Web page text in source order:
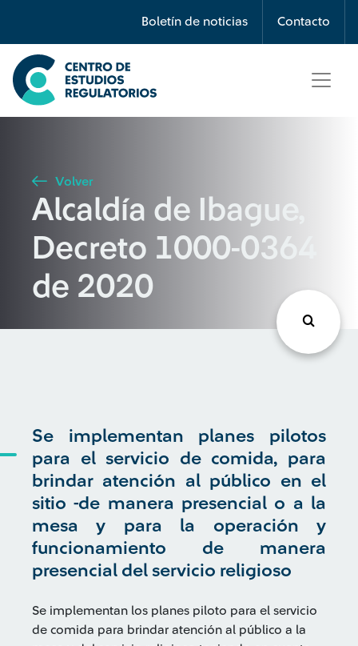
Boletín de noticias Contacto
Búsqueda
Seleccione país
Buscar
Volver
Alcaldía de Ibague,
Decreto 1000-0364
de 2020
Se implementan planes pilotos
para el servicio de comida, para
brindar atención al público en el
sitio -de manera presencial o a la
mesa y para la operación y
funcionamiento de manera
presencial del servicio religioso
Se implementan los planes piloto para el servicio
de comida para brindar atención al público a la